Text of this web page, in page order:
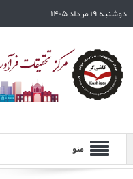
دوشنبه ۱۹ مرداد ۱۴۰۵
منو